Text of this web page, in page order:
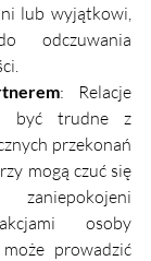
lub wyjątkowi,
odczuwania
: Relacje
być trudne z
przekonań
mogą czuć się
osoby
prowadzić